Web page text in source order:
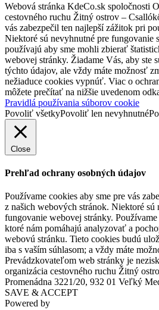
Webová stránka KdeCo.sk spoločnosti
cestovného ruchu Žitný ostrov –
vás zabezpečil ten najlepší zážitok pri
Niektoré sú nevyhnutné pre fungovanie
používajú aby sme mohli zbierať
webovej stránky. Žiadame Vás, aby ste
týchto údajov, ale vždy máte možnosť
nežiaduce cookies vypnúť. Viac o
môžete prečítať na nižšie uvedenom
Pravidlá používania súborov cookie
Povoliť všetkyPovoliť len nevyhnutné
Close
Prehľad ochrany osobných údajov
Používame cookies aby sme pre vás
z našich webových stránok. Niektoré sú
fungovanie webovej stránky.
ktoré nám pomáhajú analyzovať a
webovú stránku. Tieto cookies budú
iba s vaším súhlasom; a vždy máte
Prevádzkovateľom web stránky je
organizácia cestovného ruchu Žitný
Promenádna 3221/20, 932 01 Veľký
SAVE & ACCEPT
Powered by